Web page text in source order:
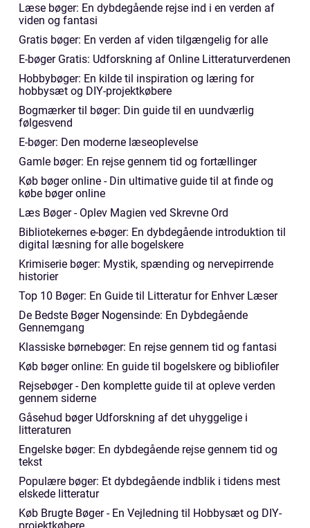
Læse bøger: En dybdegående rejse ind i en verden af
viden og fantasi
Gratis bøger: En verden af viden tilgængelig for alle
E-bøger Gratis: Udforskning af Online Litteraturverdenen
Hobbybøger: En kilde til inspiration og læring for
hobbysæt og DIY-projektkøbere
Bogmærker til bøger: Din guide til en uundværlig
følgesvend
E-bøger: Den moderne læseoplevelse
Gamle bøger: En rejse gennem tid og fortællinger
Køb bøger online - Din ultimative guide til at finde og
købe bøger online
Læs Bøger - Oplev Magien ved Skrevne Ord
Bibliotekernes e-bøger: En dybdegående introduktion til
digital læsning for alle bogelskere
Krimiserie bøger: Mystik, spænding og nervepirrende
historier
Top 10 Bøger: En Guide til Litteratur for Enhver Læser
De Bedste Bøger Nogensinde: En Dybdegående
Gennemgang
Klassiske børnebøger: En rejse gennem tid og fantasi
Køb bøger online: En guide til bogelskere og bibliofiler
Rejsebøger - Den komplette guide til at opleve verden
gennem siderne
Gåsehud bøger Udforskning af det uhyggelige i
litteraturen
Engelske bøger: En dybdegående rejse gennem tid og
tekst
Populære bøger: Et dybdegående indblik i tidens mest
elskede litteratur
Køb Brugte Bøger - En Vejledning til Hobbysæt og DIY-